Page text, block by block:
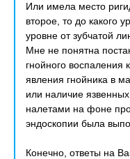
Или имела место
второе, то до какого
уровне от зубчатой
Мне не понятна
гнойного воспаления
явления гнойника в
или наличие
налетами на фоне
эндоскопии была
Конечно, ответы на